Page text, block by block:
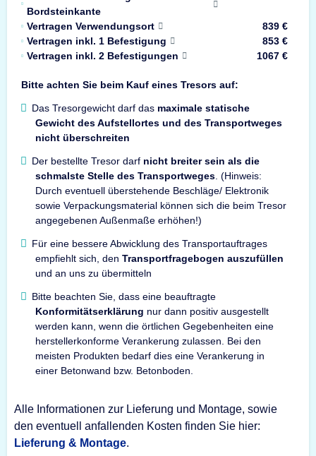
Bordsteinkante
Vertragen Verwendungsort
839 €
Vertragen inkl. 1 Befestigung
853 €
Vertragen inkl. 2 Befestigungen
1067 €
Bitte achten Sie beim Kauf eines Tresors auf:
Das Tresorgewicht darf das maximale statische
Gewicht des Aufstellortes und des Transportweges
nicht überschreiten
Der bestellte Tresor darf nicht breiter sein als die
schmalste Stelle des Transportweges . (Hinweis:
Durch eventuell überstehende Beschläge/ Elektronik
sowie Verpackungsmaterial können sich die beim Tresor
angegebenen Außenmaße erhöhen!)
Für eine bessere Abwicklung des Transportauftrages
empfiehlt sich, den Transportfragebogen auszufüllen
und an uns zu übermitteln
Bitte beachten Sie, dass eine beauftragte
Konformitätserklärung nur dann positiv ausgestellt
werden kann, wenn die örtlichen Gegebenheiten eine
herstellerkonforme Verankerung zulassen. Bei den
meisten Produkten bedarf dies eine Verankerung in
einer Betonwand bzw. Betonboden.
Alle Informationen zur Lieferung und Montage, sowie
den eventuell anfallenden Kosten finden Sie hier:
Lieferung & Montage.